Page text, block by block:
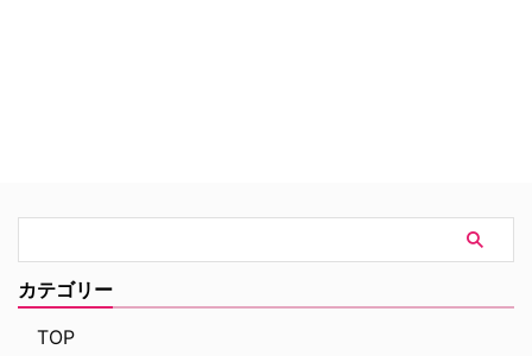
るが、基本的には、毎回ひとつの
の展開で進む。
カテゴリー
TOP